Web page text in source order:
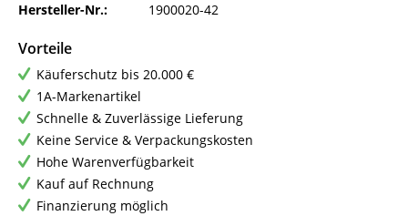
Hersteller-Nr.:
1900020-42
Vorteile
Käuferschutz bis 20.000 €
1A-Markenartikel
Schnelle & Zuverlässige Lieferung
Keine Service & Verpackungskosten
Hohe Warenverfügbarkeit
Kauf auf Rechnung
Finanzierung möglich